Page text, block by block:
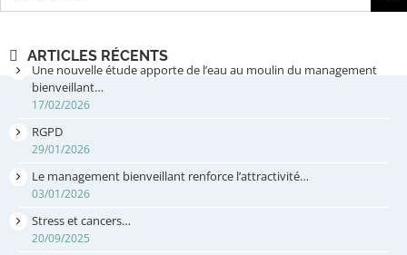
ARTICLES RÉCENTS
Une nouvelle étude apporte de l’eau au moulin du management
bienveillant…
17/02/2026
RGPD
29/01/2026
Le management bienveillant renforce l’attractivité…
03/01/2026
Stress et cancers…
20/09/2025